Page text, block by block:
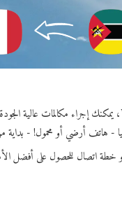
أرضي أو محمول! - بداية من 1.9 ¢ فقط لكل
اتصال للحصول على أفضل